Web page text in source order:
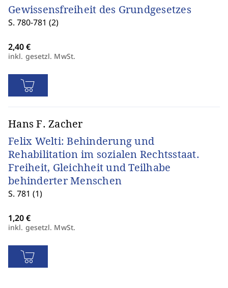
Gewissensfreiheit des Grundgesetzes
S. 780-781 (2)
inkl. gesetzl. MwSt.
Hans F. Zacher
Felix Welti: Behinderung und
Rehabilitation im sozialen Rechtsstaat.
Freiheit, Gleichheit und Teilhabe
behinderter Menschen
S. 781 (1)
inkl. gesetzl. MwSt.